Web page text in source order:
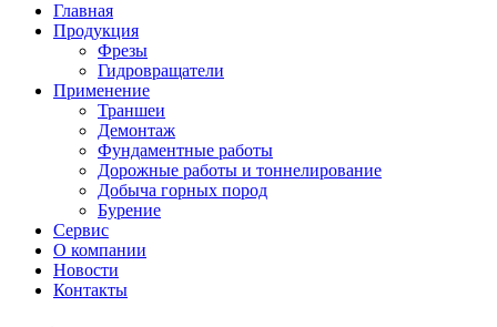
Главная
Продукция
Фрезы
Гидровращатели
Применение
Траншеи
Демонтаж
Фундаментные работы
Дорожные работы и тоннелирование
Добыча горных пород
Бурение
Сервис
О компании
Новости
Контакты